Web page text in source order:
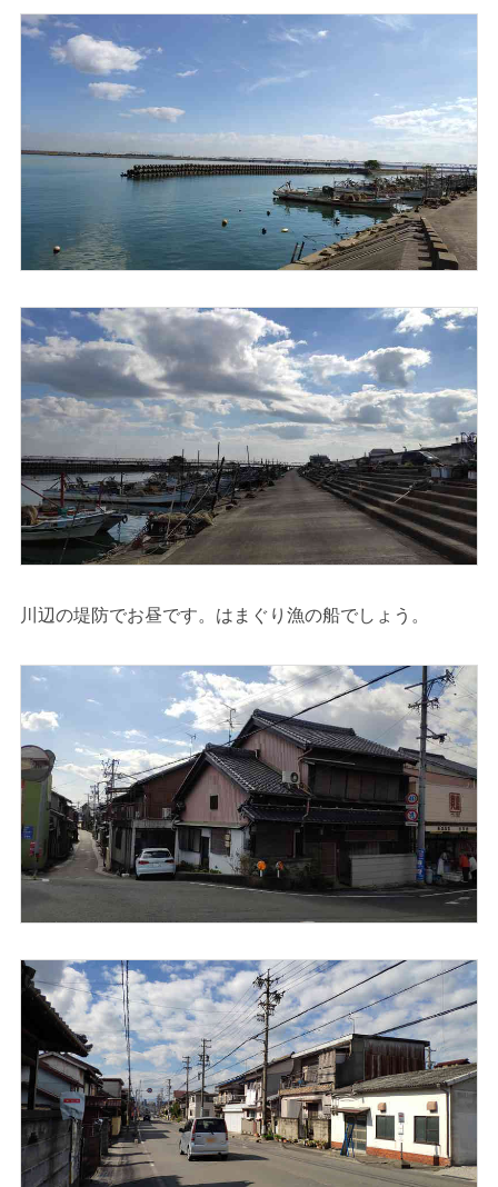
川辺の堤防でお昼です。はまぐり漁の船でしょう。